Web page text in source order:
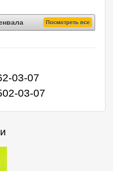
Посмотреть все
03-07
03-07